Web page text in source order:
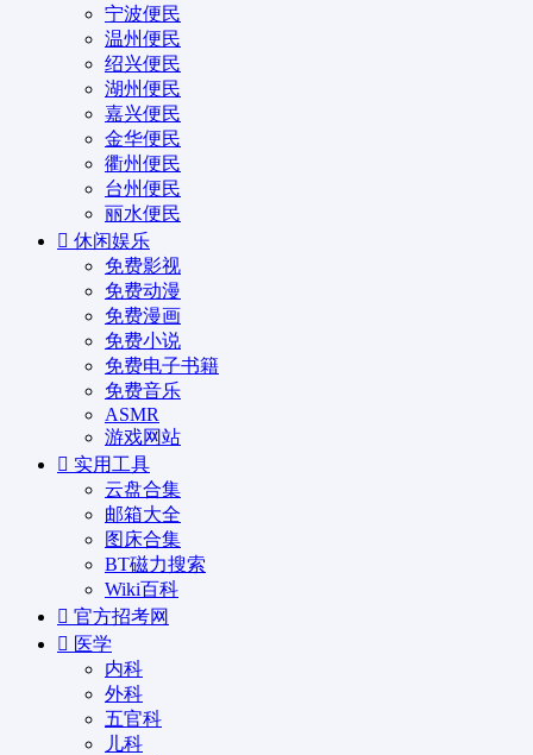
宁波便民
温州便民
绍兴便民
湖州便民
嘉兴便民
金华便民
衢州便民
台州便民
丽水便民
休闲娱乐
免费影视
免费动漫
免费漫画
免费小说
免费电子书籍
免费音乐
ASMR
游戏网站
实用工具
云盘合集
邮箱大全
图床合集
BT磁力搜索
Wiki百科
官方招考网
医学
内科
外科
五官科
儿科